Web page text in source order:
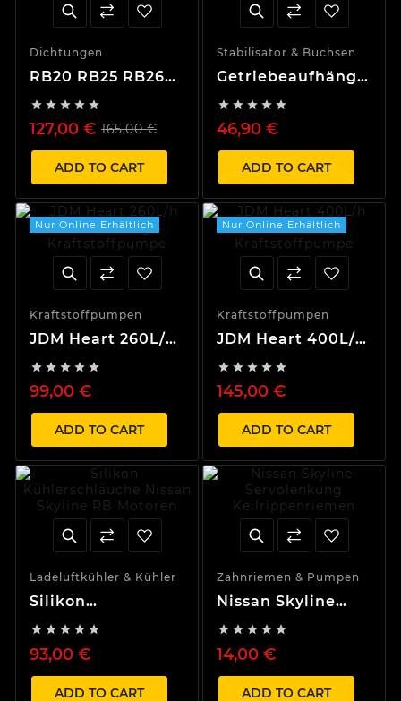
Dichtungen
RB20 RB25 RB26
Zylinderkopfdichtung
    
127,00 € 165,00 €
ADD TO CART
Stabilisator & Buchsen
Getriebeaufhängung
    
46,90 €
ADD TO CART
Nur Online Erhältlich
Kraftstoffpumpen
JDM Heart 260L/h
Kraftstoffpumpe
    
99,00 €
ADD TO CART
Nur Online Erhältlich
Kraftstoffpumpen
JDM Heart 400L/h
Kraftstoffpumpe
    
145,00 €
ADD TO CART
Ladeluftkühler & Kühler
Silikon
Nissan Skyline RB
Motoren
    
93,00 €
ADD TO CART
Zahnriemen & Pumpen
Nissan Skyline
Keilrippenriemen
    
14,00 €
ADD TO CART